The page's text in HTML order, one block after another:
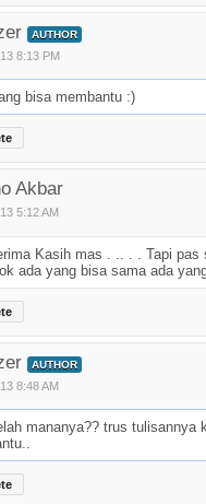
AUTHOR
8:13 PM
bisa membantu :)
Akbar
5:12 AM
Kasih mas . .. . . Tapi pas
ada yang bisa sama ada
AUTHOR
8:48 AM
mananya?? trus tulisannya